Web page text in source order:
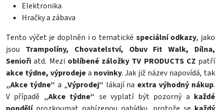
Elektronika
Hračky a zábava
Tento výčet je doplněn i o tematické speciální odkazy, jako
jsou Trampolíny, Chovatelství, Obuv Fit Walk, Dílna,
Senioři atd. Mezi oblíbené záložky TV PRODUCTS CZ patří
akce týdne, výprodejea novinky. Jak již název napovídá, tak
„Akce týdne“ a „Výprodej“ lákají na extra výhodný nákup.
V případě „Akce týdne“ se vyplatí být pozorný a každé